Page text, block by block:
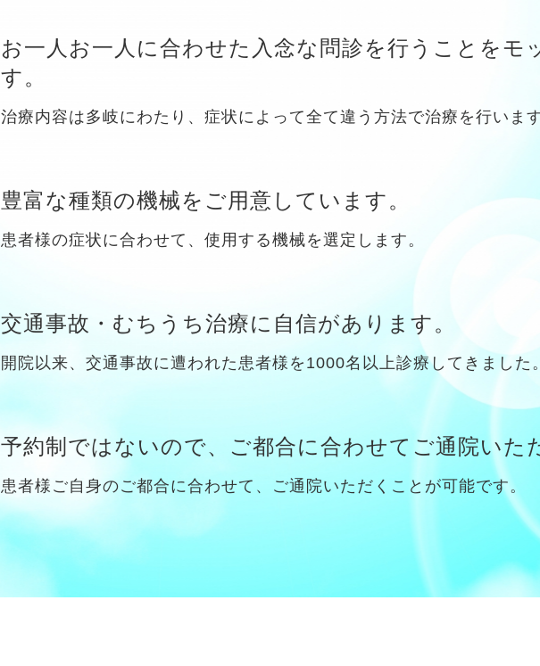
お一人お一人に合わせた入念な問診を行うことをモ
す。
治療内容は多岐にわたり、症状によって全て違う方法で治療を行います
豊富な種類の機械をご用意しています。
患者様の症状に合わせて、使用する機械を選定します。
交通事故・むちうち治療に自信があります。
開院以来、交通事故に遭われた患者様を1000名以上診療してきました。
予約制ではないので、ご都合に合わせてご通院いた
患者様ご自身のご都合に合わせて、ご通院いただくことが可能です。